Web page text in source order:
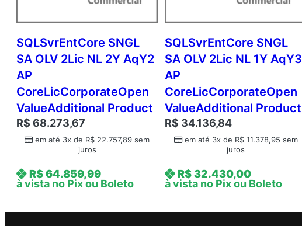
SQLSvrEntCore SNGL
SA OLV 2Lic NL 2Y AqY2
AP
CoreLicCorporateOpen
ValueAdditional Product
R$ 68.273,67
em até 3x de R$ 22.757,89 sem
juros
R$64.859,99
à vista no Pix ou Boleto
SQLSvrEntCore SNGL
SA OLV 2Lic NL 1Y AqY3
AP
CoreLicCorporateOpen
ValueAdditional Product
R$ 34.136,84
em até 3x de R$11.378,95 sem
juros
R$32.430,00
à vista no Pix ou Boleto